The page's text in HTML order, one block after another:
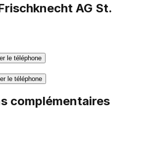
AG St.
le téléphone
le téléphone
complémentaires